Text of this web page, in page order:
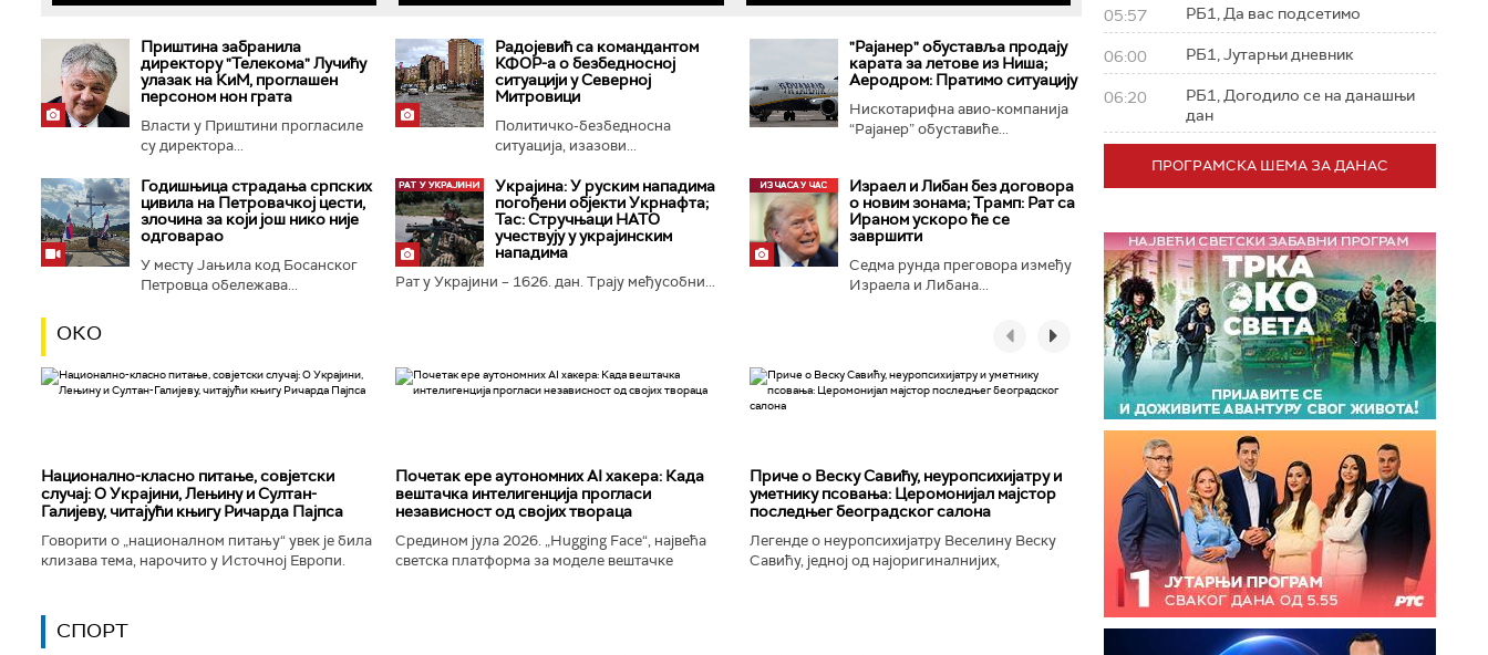
Приштина забранила
директору "Телекома" Лучићу
улазак на КиМ, проглашен
персоном нон грата
Власти у Приштини прогласиле
су директора...
Радојевић са командантом
КФОР-а о безбедносној
ситуацији у Северној
Митровици
Политичко-безбедносна
ситуација, изазови...
"Рајанер" обуставља продају
карата за летове из Ниша;
Аеродром: Пратимо ситуацију
Нискотарифна авио-компанија
“Рајанер” обуставиће...
Годишњица страдања српских
цивила на Петровачкој цести,
злочина за који још нико није
одговарао
У месту Јањила код Босанског
Петровца обележава...
Украјина: У руским нападима
погођени објекти Укрнафта;
Тас: Стручњаци НАТО
учествују у украјинским
нападима
Рат у Украјини – 1626. дан. Трају међусобни...
Израел и Либан без договора
о новим зонама; Трамп: Рат са
Ираном ускоро ће се
завршити
Седма рунда преговора између
Израела и Либана...
ОКО
Национално-класнo питање, совјетски
случај: О Украјини, Лењину и Султан-
Галијеву, читајући књигу Ричарда Пајпса
Говорити о „националном питању“ увек је била
клизава тема, нарочито у Источној Европи.
Почетак ере аутономних AI хакера: Када
вештачка интелигенција прогласи
независност од својих твораца
Средином јула 2026. „Hugging Face“, највећа
светска платформа за моделе вештачке
Приче о Веску Савићу, неуропсихијатру и
уметнику псовања: Церомонијал мајстор
последњег београдског салона
Легенде о неуропсихијатру Веселину Веску
Савићу, једној од најоригиналнијих,
СПОРТ
05:57 РБ1, Да вас подсетимо
06:00 РБ1, Јутарњи дневник
06:20
РБ1, Догодило се на данашњи
дан
ПРОГРАМСКА ШЕМА ЗА ДАНАС